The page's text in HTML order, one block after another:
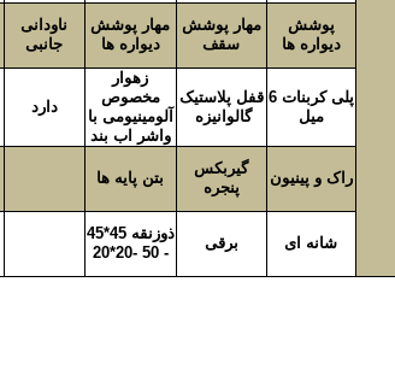
پوشش
دیواره ها
مهار پوشش
سقف
مهار پوشش
دیواره ها
ناودانی
جانبی
پلی کربنات 6
میل
قفل پلاستیک
گالوانیزه
زهوار
مخصوص
آلومینیومی با
واشر اب بند
دارد
راک و پینیون
گیربکس
پنجره
بتن پایه ها
شانه ای برقی
ذوزنقه 45*45
- 50 -20*20